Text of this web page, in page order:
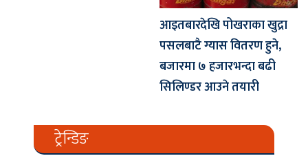
आइतबारदेखि पोखराका खुद्रा
पसलबाटै ग्यास वितरण हुने,
बजारमा ७ हजारभन्दा बढी
सिलिण्डर आउने तयारी
ट्रेन्डिङ